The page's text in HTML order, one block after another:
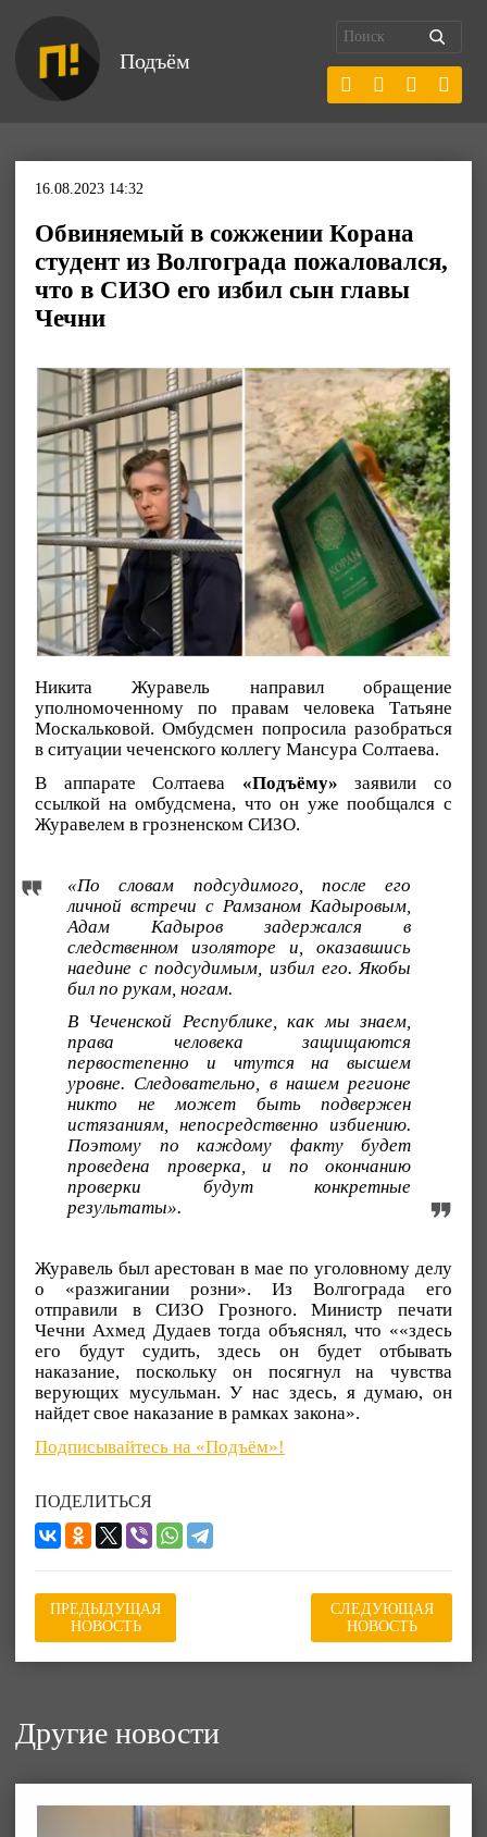
Подъём
16.08.2023 14:32
Обвиняемый в сожжении Корана
студент из Волгограда пожаловался,
что в СИЗО его избил сын главы
Чечни
Никита Журавель направил обращение
уполномоченному по правам человека Татьяне
Москальковой. Омбудсмен попросила разобраться
в ситуации чеченского коллегу Мансура Солтаева.
В аппарате Солтаева «Подъёму» заявили со
ссылкой на омбудсмена, что он уже пообщался с
Журавелем в грозненском СИЗО.
«По словам подсудимого, после его
личной встречи с Рамзаном Кадыровым,
Адам Кадыров задержался в
следственном изоляторе и, оказавшись
наедине с подсудимым, избил его. Якобы
бил по рукам, ногам.
В Чеченской Республике, как мы знаем,
права человека защищаются
первостепенно и чтутся на высшем
уровне. Следовательно, в нашем регионе
никто не может быть подвержен
истязаниям, непосредственно избиению.
Поэтому по каждому факту будет
проведена проверка, и по окончанию
проверки будут конкретные
результаты».
Журавель был арестован в мае по уголовному делу
о «разжигании розни». Из Волгограда его
отправили в СИЗО Грозного. Министр печати
Чечни Ахмед Дудаев тогда объяснял, что ««здесь
его будут судить, здесь он будет отбывать
наказание, поскольку он посягнул на чувства
верующих мусульман. У нас здесь, я думаю, он
найдет свое наказание в рамках закона».
Подписывайтесь на «Подъём»!
ПОДЕЛИТЬСЯ
ПРЕДЫДУЩАЯ
НОВОСТЬ
СЛЕДУЮЩАЯ
НОВОСТЬ
Другие новости